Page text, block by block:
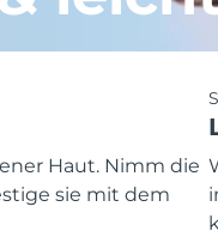
Haut. Nimm die
sie mit dem